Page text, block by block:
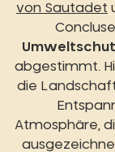
von Sautadet
abgestimmt.
die
Atmosphäre,